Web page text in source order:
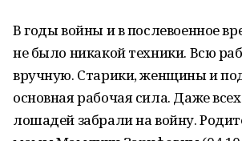
В годы войны и в послевоенное
не было никакой техники. Всю
вручную. Старики, женщины и
основная рабочая сила. Даже
лошадей забрали на войну.